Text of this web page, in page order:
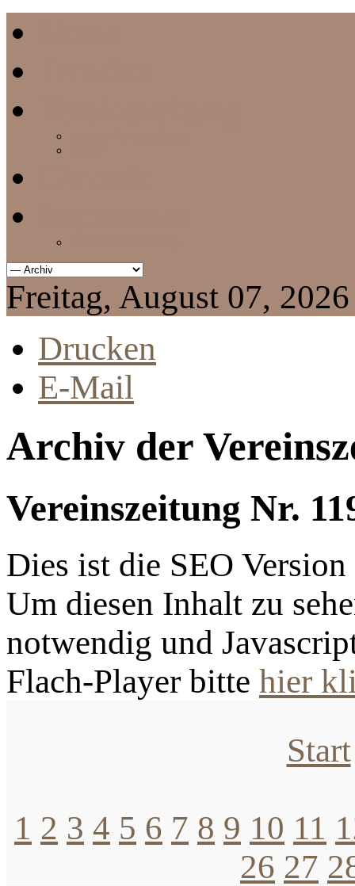
Freitag, August 07, 2026
Drucken
E-Mail
Archiv der
Vereinszeitung Nr.
Dies ist die SEO
Um diesen Inhalt zu
notwendig und
Flach-Player bitte hier
Start
1 2 3 4 5 6 7 8 9 10 11
26 27